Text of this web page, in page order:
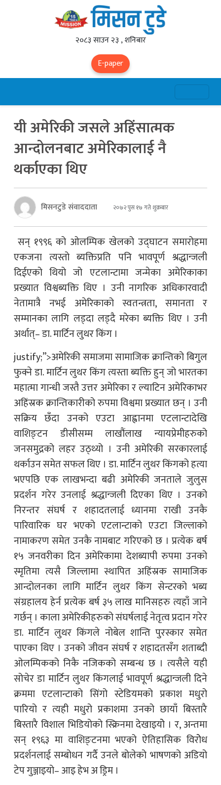
२०८३ साउन २३ , शनिबार
E-paper
यी अमेरिकी जसले अहिंसात्मक
आन्दोलनबाट अमेरिकालाई नै
थर्काएका थिए
मिसनटुडे संवाददाता २०७२ पुस १७ गते शुक्रबार
सन् १९९६ को ओलम्पिक खेलको उद्घाटन समारोहमा
एकजना त्यस्तो ब्यक्तिप्रति पनि भावपूर्ण श्रद्धान्जली
दिईएको थियो जो एटलान्टामा जन्मेका अमेरिकाका
प्रख्यात विश्वब्यक्ति थिए । उनी नागरिक अधिकारवादी
नेतामात्रै नभई अमेरिकाको स्वतन्त्रता, समानता र
सम्मानका लागि लड्दा लड्दै मरेका ब्यक्ति थिए । उनी
अर्थात्– डा. मार्टिन लुथर किंग ।
justify;”>अमेरिकी समाजमा सामाजिक क्रान्तिको बिगुल
फुक्ने डा. मार्टिन लुथर किंग त्यस्ता ब्यक्ति हुन् जो भारतका
महात्मा गान्धी जस्तै उत्तर अमेरिका र ल्याटिन अमेरिकाभर
अहिंस्रक क्रान्तिकारीको रुपमा विश्वमा प्रख्यात छन् । उनी
सक्रिय छँदा उनको एउटा आह्वानमा एटलान्टादेखि
वाशिङ्टन डीसीसम्म लाखौंलाख न्यायप्रेमीहरुको
जनसमुद्रको लहर उठ्थ्यो । उनी अमेरिकी सरकारलाई
थर्काउन समेत सफल थिए । डा. मार्टिन लुथर किंगको हत्या
भएपछि एक लाखभन्दा बढी अमेरिकी जनताले जुलुस
प्रदर्शन गरेर उनलाई श्रद्धान्जली दिएका थिए । उनको
निरन्तर संघर्ष र शहादतलाई ध्यानमा राखी उनकै
पारिवारिक घर भएको एटलान्टाको एउटा जिल्लाको
नामाकरण समेत उनकै नामबाट गरिएको छ । प्रत्येक बर्ष
१५ जनवरीका दिन अमेरिकामा देशब्यापी रुपमा उनको
स्मृतिमा त्यसै जिल्लामा स्थापित अहिंस्रक सामाजिक
आन्दोलनका लागि मार्टिन लुथर किंग सेन्टरको भब्य
संग्रहालय हेर्न प्रत्येक बर्ष ३५ लाख मानिसहरु त्यहाँ जाने
गर्छन् । काला अमेरिकीहरुको संघर्षलाई नेतृत्व प्रदान गरेर
डा. मार्टिन लुथर किंगले नोबेल शान्ति पुरस्कार समेत
पाएका थिए । उनको जीवन संघर्ष र शहादतसँग शताब्दी
ओलम्पिकको निकै नजिकको सम्बन्ध छ । त्यसैले यही
सोचेर डा मार्टिन लुथर किंगलाई भावपूर्ण श्रद्धान्जली दिने
क्रममा एटलान्टाको सिंगो स्टेडियमको प्रकाश मधुरो
पारियो र त्यही मधुरो प्रकाशमा उनको छायाँ बिस्तारै
बिस्तारै विशाल भिडियोको स्क्रिनमा देखाइयोे । र, अन्तमा
सन् १९६३ मा वाशिङ्टनमा भएको ऐतिहासिक विरोेध
प्रदर्शनलाई सम्बोधन गर्दै उनले बोलेको भाषणको अडियो
टेप गुञ्जाइयो– आइ हेभ अ ड्रिम ।